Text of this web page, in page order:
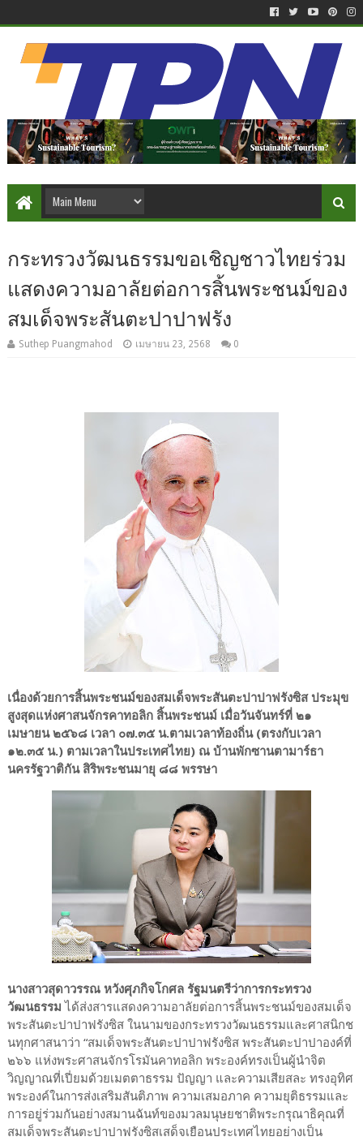
กระทรวงวัฒนธรรมขอเชิญชาวไทยร่วม
แสดงความอาลัยต่อการสิ้นพระชนม์ของ
สมเด็จพระสันตะปาปาฟรัง
Suthep Puangmahod เมษายน 23, 2568 0
เนื่องด้วยการสิ้นพระชนม์ของสมเด็จพระสันตะปาปาฟรังซิส ประมุข
สูงสุดแห่งศาสนจักรคาทอลิก สิ้นพระชนม์ เมื่อวันจันทร์ที่ ๒๑
เมษายน ๒๕๖๘ เวลา ๐๗.๓๕ น.ตามเวลาท้องถิ่น (ตรงกับเวลา
๑๒.๓๕ น.) ตามเวลาในประเทศไทย) ณ บ้านพักซานตามาร์ธา
นครรัฐวาติกัน สิริพระชนมายุ ๘๘ พรรษา
นางสาวสุดาวรรณ หวังศุภกิจโกศล รัฐมนตรีว่าการกระทรวง
วัฒนธรรมได้ส่งสารแสดงความอาลัยต่อการสิ้นพระชนม์ของสมเด็จ
พระสันตะปาปาฟรังซิส ในนามของกระทรวงวัฒนธรรมและศาสนิกช
นทุกศาสนาว่า “สมเด็จพระสันตะปาปาฟรังซิส พระสันตะปาปาองค์ที่
๒๖๖ แห่งพระศาสนจักรโรมันคาทอลิก พระองค์ทรงเป็นผู้นำจิต
วิญญาณที่เปี่ยมด้วยเมตตาธรรม ปัญญา และความเสียสละ ทรงอุทิศ
พระองค์ในการส่งเสริมสันติภาพ ความเสมอภาค ความยุติธรรมและ
การอยู่ร่วมกันอย่างสมานฉันท์ของมวลมนุษยชาติพระกรุณาธิคุณที่
สมเด็จพระสันตะปาปาฟรังซิสเสด็จเยือนประเทศไทยอย่างเป็น